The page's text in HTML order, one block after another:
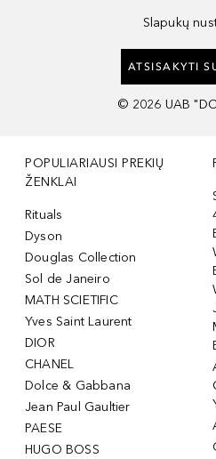
Slapukų
ATSISAKYTI
© 2026 UAB
POPULIARIAUSI PREKIŲ
ŽENKLAI
Rituals
Dyson
Douglas Collection
Sol de Janeiro
MATH SCIETIFIC
Yves Saint Laurent
DIOR
CHANEL
Dolce & Gabbana
Jean Paul Gaultier
PAESE
HUGO BOSS